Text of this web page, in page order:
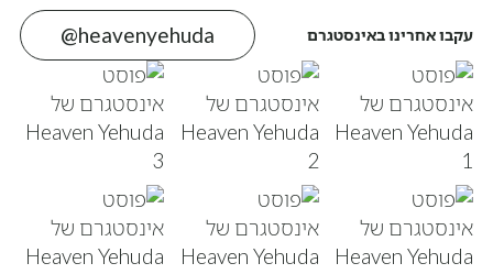
עקבו אחרינו באינסטגרם @heavenyehuda